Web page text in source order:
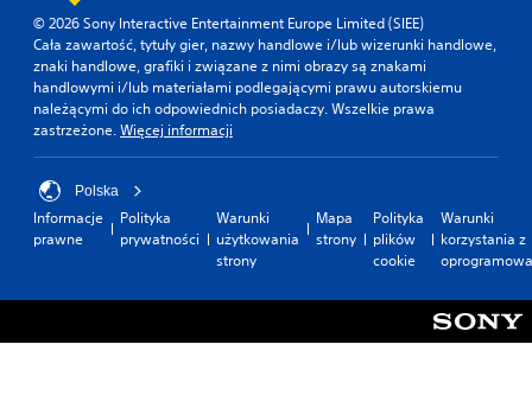
© 2026 Sony Interactive Entertainment Europe Limited (SIEE)
Cała zawartość, tytuły gier, nazwy handlowe i/lub wizerunki handlowe,
znaki handlowe, grafiki i związane z nimi obrazy są znakami
handlowymi i/lub materiałami podlegającymi prawu autorskiemu
należącymi do ich odpowiednich posiadaczy. Wszelkie prawa
zastrzeżone.Więcej informacji
Polska
Informacje
prawne
Polityka
prywatności
Warunki
użytkowania
strony
Mapa
strony
Polityka
plików
cookie
Warunki
korzystania z